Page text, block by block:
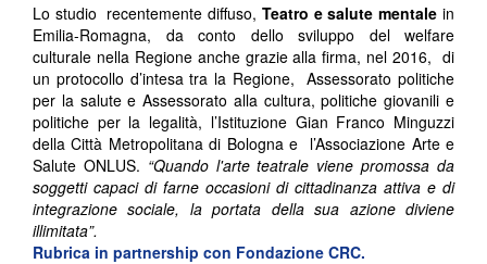
Lo studio recentemente diffuso, Teatro e salute mentale in
Emilia-Romagna, da conto dello sviluppo del welfare
culturale nella Regione anche grazie alla firma, nel 2016, di
un protocollo d’intesa tra la Regione, Assessorato politiche
per la salute e Assessorato alla cultura, politiche giovanili e
politiche per la legalità, l’Istituzione Gian Franco Minguzzi
della Città Metropolitana di Bologna e l’Associazione Arte e
Salute ONLUS. “Quando l'arte teatrale viene promossa da
soggetti capaci di farne occasioni di cittadinanza attiva e di
integrazione sociale, la portata della sua azione diviene
illimitata”.
Rubrica in partnership con Fondazione CRC.